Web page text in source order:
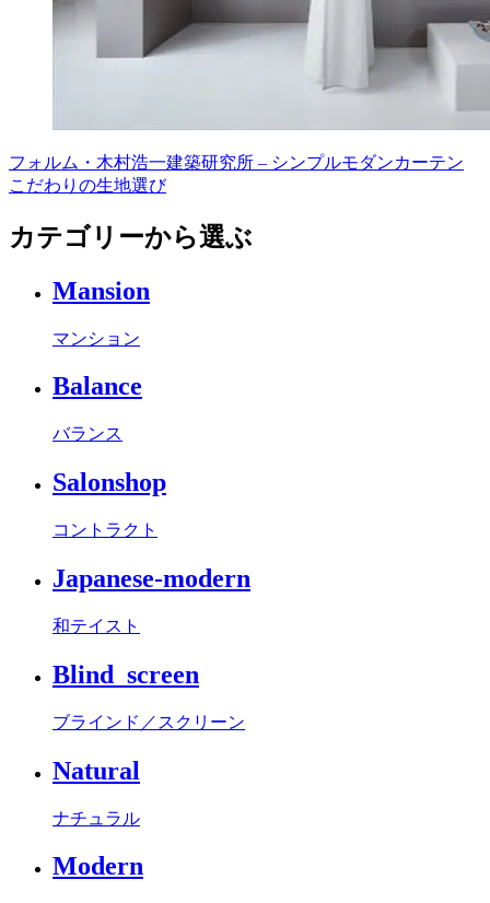
フォルム・木村浩一建築研究所 – シンプルモダンカーテン
こだわりの生地選び
カテゴリーから選ぶ
Mansion
マンション
Balance
バランス
Salonshop
コントラクト
Japanese-modern
和テイスト
Blind_screen
ブラインド／スクリーン
Natural
ナチュラル
Modern